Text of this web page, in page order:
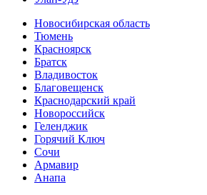
Новосибирская область
Тюмень
Красноярск
Братск
Владивосток
Благовещенск
Краснодарский край
Новороссийск
Геленджик
Горячий Ключ
Сочи
Армавир
Анапа